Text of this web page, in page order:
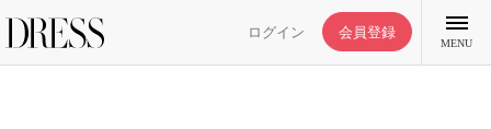
ログイン 会員登録
MENU